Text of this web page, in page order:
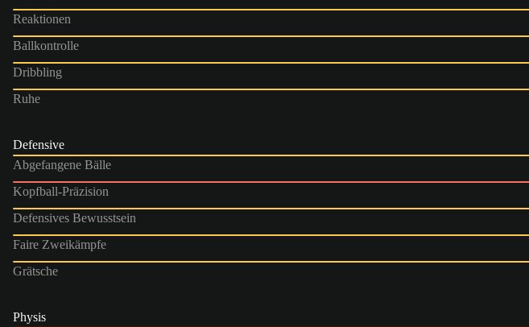
Reaktionen
Ballkontrolle
Dribbling
Ruhe
Defensive
Abgefangene Bälle
Kopfball-Präzision
Defensives Bewusstsein
Faire Zweikämpfe
Grätsche
Physis